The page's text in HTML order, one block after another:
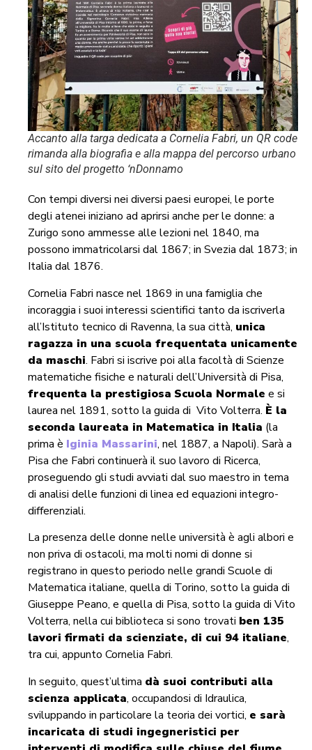
Accanto alla targa dedicata a Cornelia Fabri, un QR code
rimanda alla biografia e alla mappa del percorso urbano
sul sito del progetto ‘nDonnamo
Con tempi diversi nei diversi paesi europei, le porte
degli atenei iniziano ad aprirsi anche per le donne: a
Zurigo sono ammesse alle lezioni nel 1840, ma
possono immatricolarsi dal 1867; in Svezia dal 1873; in
Italia dal 1876.
Cornelia Fabri nasce nel 1869 in una famiglia che
incoraggia i suoi interessi scientifici tanto da iscriverla
all’Istituto tecnico di Ravenna, la sua città, unica
ragazza in una scuola frequentata unicamente
da maschi. Fabri si iscrive poi alla facoltà di Scienze
matematiche fisiche e naturali dell’Università di Pisa,
frequenta la prestigiosa Scuola Normale e si
laurea nel 1891, sotto la guida di Vito Volterra. È la
seconda laureata in Matematica in Italia (la
prima è Iginia Massarini, nel 1887, a Napoli). Sarà a
Pisa che Fabri continuerà il suo lavoro di Ricerca,
proseguendo gli studi avviati dal suo maestro in tema
di analisi delle funzioni di linea ed equazioni integro-
differenziali.
La presenza delle donne nelle università è agli albori e
non priva di ostacoli, ma molti nomi di donne si
registrano in questo periodo nelle grandi Scuole di
Matematica italiane, quella di Torino, sotto la guida di
Giuseppe Peano, e quella di Pisa, sotto la guida di Vito
Volterra, nella cui biblioteca si sono trovati ben 135
lavori firmati da scienziate, di cui 94 italiane,
tra cui, appunto Cornelia Fabri.
In seguito, quest’ultima dà suoi contributi alla
scienza applicata, occupandosi di Idraulica,
sviluppando in particolare la teoria dei vortici, e sarà
incaricata di studi ingegneristici per